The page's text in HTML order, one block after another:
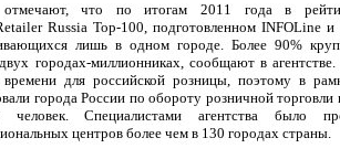
отмечают, что по итогам 2011 года в
Russia Top-100, подготовленном INFOLine
лишь в одном городе. Более 90%
городах-миллионниках, сообщают в
времени для российской розницы, поэтому в
города России по обороту розничной
Специалистами агентства было
центров более чем в 130 городах страны.